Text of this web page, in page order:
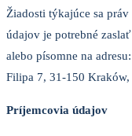
Žiadosti týkajúce sa
údajov je potrebné
alebo písomne ​​na
Filipa 7, 31-150 Kraków,
Príjemcovia údajov